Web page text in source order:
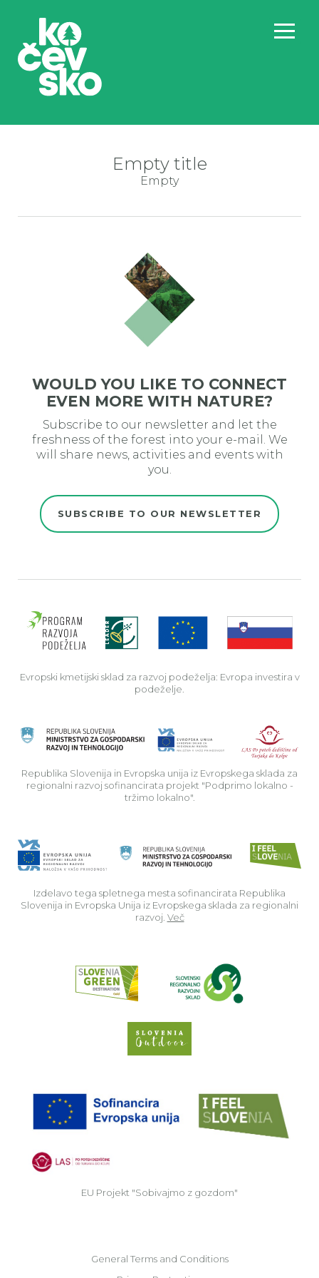
Empty title
Empty
WOULD YOU LIKE TO CONNECT
EVEN MORE WITH NATURE?
Subscribe to our newsletter and let the
freshness of the forest into your e-mail. We
will share news, activities and events with
you.
SUBSCRIBE TO OUR NEWSLETTER
Evropski kmetijski sklad za razvoj podeželja: Evropa investira v
podeželje.
Republika Slovenija in Evropska unija iz Evropskega sklada za
regionalni razvoj sofinancirata projekt "Podprimo lokalno -
tržimo lokalno".
Izdelavo tega spletnega mesta sofinancirata Republika
Slovenija in Evropska Unija iz Evropskega sklada za regionalni
razvoj. Več
EU Projekt "Sobivajmo z gozdom"
General Terms and Conditions